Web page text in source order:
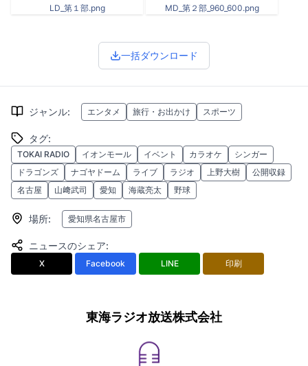
LD_第１部.png MD_第２部_960_600.png
一括ダウンロード
ジャンル: エンタメ 旅行・お出かけ スポーツ
タグ:
TOKAI RADIO イオンモール イベント カラオケ
シンガー
ドラゴンズ
ナゴヤドーム ライブ ラジオ 上野大樹
公開収録
名古屋
山﨑武司 愛知 海蔵亮太 野球
場所: 愛知県名古屋市
ニュースのシェア:
X Facebook LINE 印刷
東海ラジオ放送株式会社